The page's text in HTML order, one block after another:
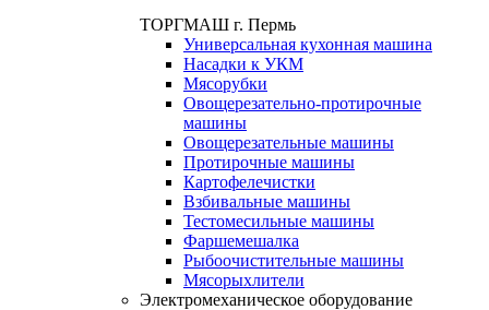
ТОРГМАШ г. Пермь
Универсальная кухонная машина
Насадки к УКМ
Мясорубки
Овощерезательно-протирочные
машины
Овощерезательные машины
Протирочные машины
Картофелечистки
Взбивальные машины
Тестомесильные машины
Фаршемешалка
Рыбоочистительные машины
Мясорыхлители
Электромеханическое оборудование